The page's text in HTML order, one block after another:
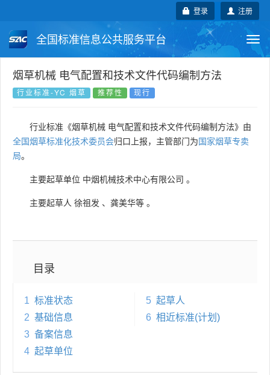
注册
登录
全国标准信息公共服务平台
国家标准 行业标准 地方标准
国外标准 技术委员会
烟草机械 电气配置和技术文件代码编制方法
行业标准-YC 烟草 推荐性 现行
行业标准《烟草机械 电气配置和技术文件代码编制方法》由
全国烟草标准化技术委员会归口上报，主管部门为国家烟草专卖
局。
主要起草单位 中烟机械技术中心有限公司 。
主要起草人 徐祖发 、 龚美华等 。
目录
1 标准状态
2 基础信息
3 备案信息
4 起草单位
5 起草人
6 相近标准(计划)